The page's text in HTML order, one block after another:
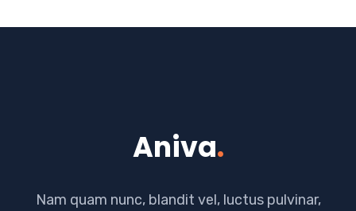
Aniva.
Nam quam nunc, blandit vel, luctus pulvinar,